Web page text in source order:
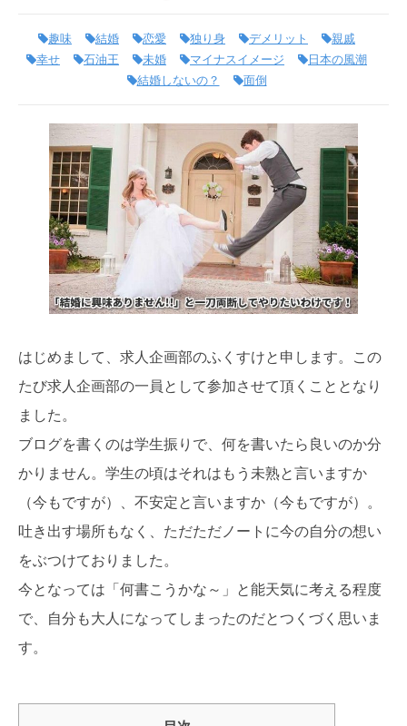
趣味 結婚 恋愛 独り身 デメリット
親戚
幸せ
石油王 未婚 マイナスイメージ
日本の風潮
結婚しないの？
面倒
はじめまして、求人企画部のふくすけと申します。この
たび求人企画部の一員として参加させて頂くこととなり
ました。
ブログを書くのは学生振りで、何を書いたら良いのか分
かりません。学生の頃はそれはもう未熟と言いますか
（今もですが）、不安定と言いますか（今もですが）。
吐き出す場所もなく、ただただノートに今の自分の想い
をぶつけておりました。
今となっては「何書こうかな～」と能天気に考える程度
で、自分も大人になってしまったのだとつくづく思いま
す。